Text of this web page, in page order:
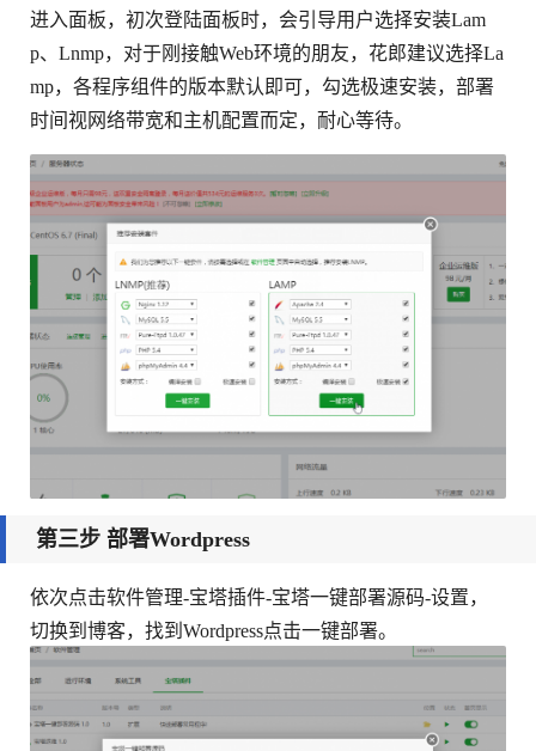
进入面板，初次登陆面板时，会引导用户选择安装Lam
p、Lnmp，对于刚接触Web环境的朋友，花郎建议选择La
mp，各程序组件的版本默认即可，勾选极速安装，部署
时间视网络带宽和主机配置而定，耐心等待。
第三步 部署Wordpress
依次点击软件管理-宝塔插件-宝塔一键部署源码-设置，
切换到博客，找到Wordpress点击一键部署。